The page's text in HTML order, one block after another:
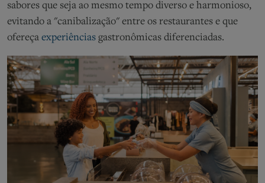
sabores que seja ao mesmo tempo diverso e harmonioso,
evitando a "canibalização" entre os restaurantes e que
ofereça experiências gastronômicas diferenciadas.